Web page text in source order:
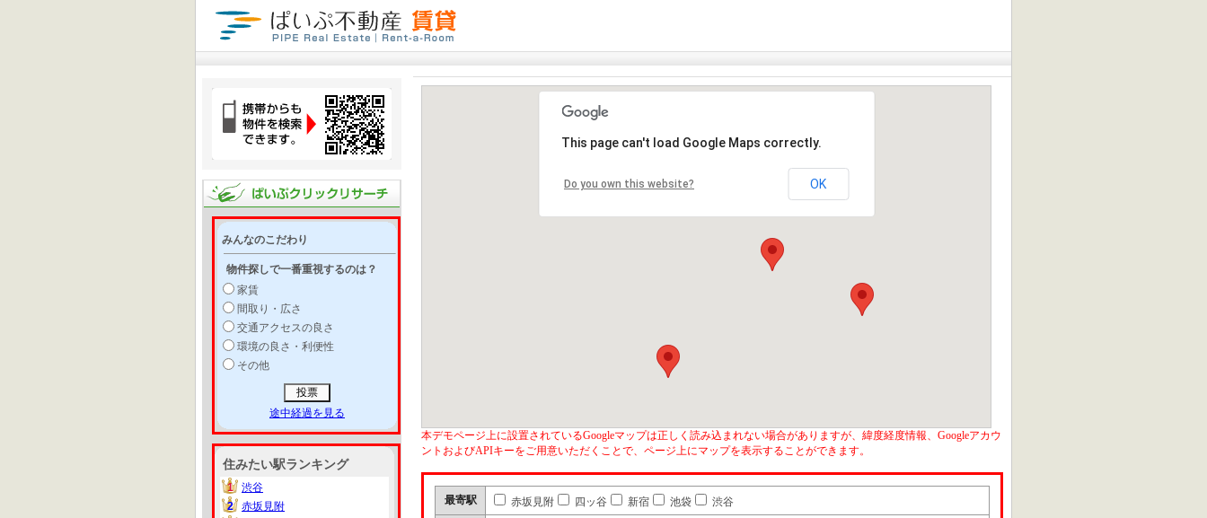
みんなのこだわり
物件探しで一番重視するのは？
家賃
間取り・広さ
交通アクセスの良さ
環境の良さ・利便性
その他
途中経過を見る
住みたい駅ランキング
1
1
渋谷
2
2
赤坂見附
This page can't load Google Maps correctly.
Do you own this website? OK
本デモページ上に設置されているGoogleマップは正しく読み込まれない場合がありますが、緯度経度情報、Googleアカウ
ントおよびAPIキーをご用意いただくことで、ページ上にマップを表示することができます。
最寄駅 赤坂見附 四ッ谷 新宿 池袋 渋谷